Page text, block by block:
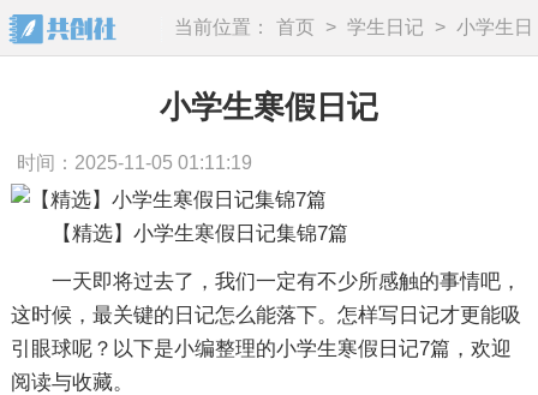
当前位置： 首页 > 学生日记 > 小学生日
记
小学生寒假日记
时间：2025-11-05 01:11:19
【精选】小学生寒假日记集锦7篇
一天即将过去了，我们一定有不少所感触的事情吧，
这时候，最关键的日记怎么能落下。怎样写日记才更能吸
引眼球呢？以下是小编整理的小学生寒假日记7篇，欢迎
阅读与收藏。